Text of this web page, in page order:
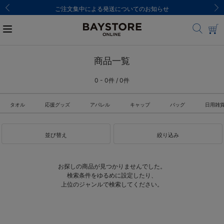
ご注文集中による発送についてのお知らせ
商品一覧
0 - 0件 / 0件
タオル 応援グッズ アパレル キャップ バッグ 日用雑
並び替え 絞り込み
お探しの商品が見つかりませんでした。
検索条件をゆるめに設定したり、
上位のジャンルで検索してください。